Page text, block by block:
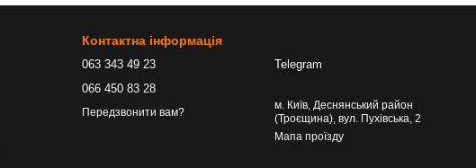
Контактна інформація
063 343 49 23
066 450 83 28
Передзвонити вам?
Telegram
м. Київ, Деснянський район
(Троєщина), вул. Пухівська, 2
Мапа проїзду